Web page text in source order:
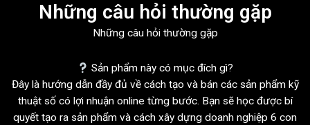
Những câu hỏi thường gặp
Những câu hỏi thường gặp
Sản phẩm này có mục đích gì?
Đây là hướng dẫn đầy đủ về cách tạo và bán các sản phẩm kỹ
thuật số có lợi nhuận online từng bước. Bạn sẽ học được bí
quyết tạo ra sản phẩm và cách xây dựng doanh nghiệp 6 con